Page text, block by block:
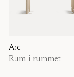
Arc
Rum-i-rummet